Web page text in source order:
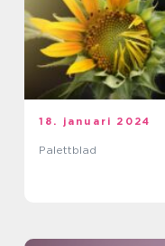
18. januari 2024
Palettblad